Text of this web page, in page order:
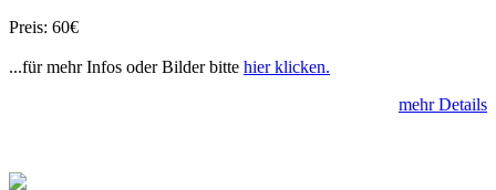
Preis: 60€
...für mehr Infos oder Bilder bitte hier klicken.
mehr Details